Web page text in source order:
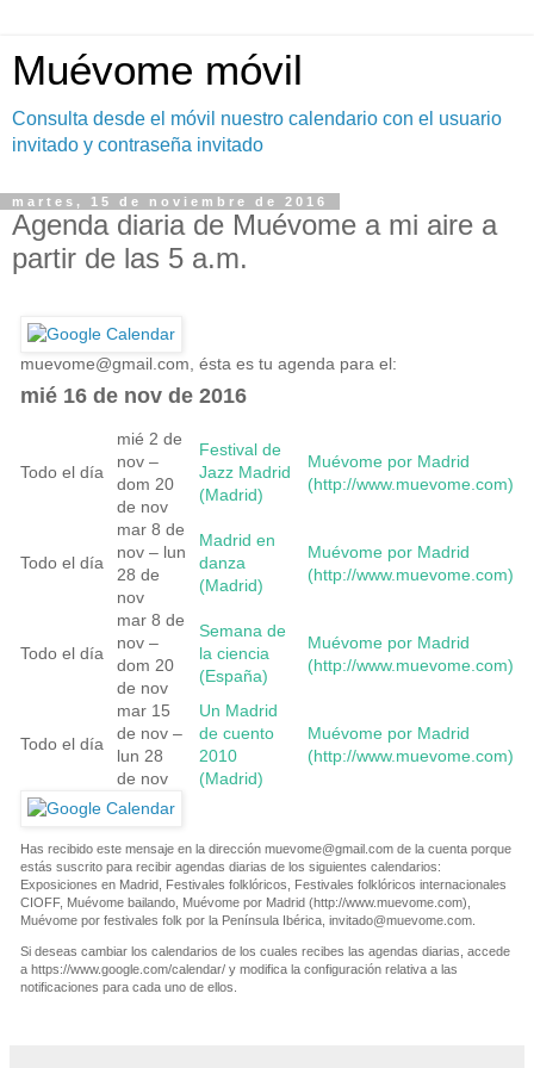
Muévome móvil
Consulta desde el móvil nuestro calendario con el usuario
invitado y contraseña invitado
martes, 15 de noviembre de 2016
Agenda diaria de Muévome a mi aire a
partir de las 5 a.m.
muevome@gmail.com , ésta es tu agenda para el:
mié 16 de nov de 2016
Todo el día
mié 2 de
nov –
dom 20
de nov
Festival de
Jazz Madrid
(Madrid)
Muévome por Madrid
(http://www.muevome.com)
Todo el día
mar 8 de
nov – lun
28 de
nov
Madrid en
danza
(Madrid)
Muévome por Madrid
(http://www.muevome.com)
Todo el día
mar 8 de
nov –
dom 20
de nov
Semana de
la ciencia
(España)
Muévome por Madrid
(http://www.muevome.com)
Todo el día
mar 15
de nov –
lun 28
de nov
Un Madrid
de cuento
2010
(Madrid)
Muévome por Madrid
(http://www.muevome.com)
Has recibido este mensaje en la dirección muevome@gmail.com de la cuenta porque
estás suscrito para recibir agendas diarias de los siguientes calendarios:
Exposiciones en Madrid, Festivales folklóricos, Festivales folklóricos internacionales
CIOFF, Muévome bailando, Muévome por Madrid (http://www.muevome.com),
Muévome por festivales folk por la Península Ibérica, invitado@muevome.com
Si deseas cambiar los calendarios de los cuales recibes las agendas diarias, accede
a https://www.google.com/calendar/ y modifica la configuración relativa a las
notificaciones para cada uno de ellos.